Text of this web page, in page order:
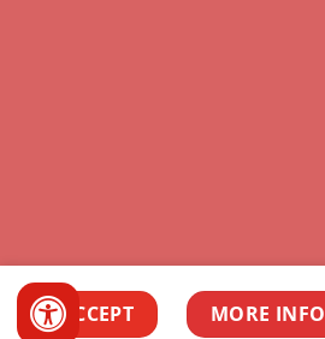
MORE INFO
ACCEPT